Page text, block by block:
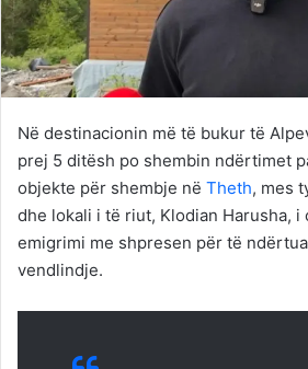
Në destinacionin më të bukur të
prej 5 ditësh po shembin ndërtimet
objekte për shembje në Theth, mes
dhe lokali i të riut, Klodian Harusha, i
emigrimi me shpresen për të
vendlindje.